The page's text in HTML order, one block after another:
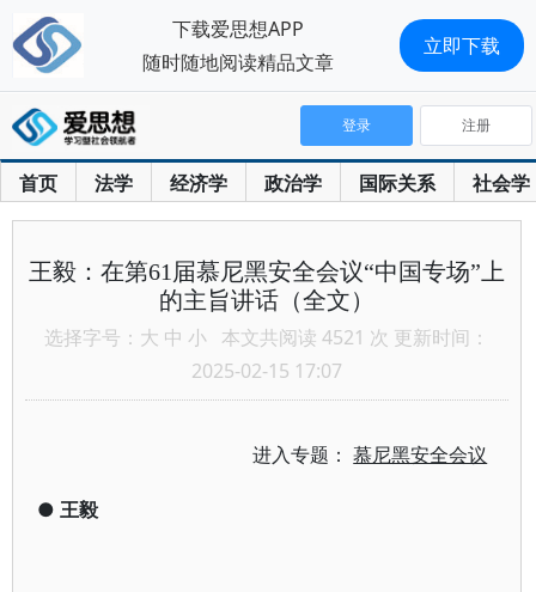
首页 法学 经济学 政治学 国际关系 社会学
登录 注册
王毅：在第61届慕尼黑安全会议“中国专场”上
的主旨讲话（全文）
选择字号： 大 中 小 本文共阅读 4521 次 更新时间：
2025-02-15 17:07
进入专题：慕尼黑安全会议
● 王毅
下载爱思想APP
随时随地阅读精品文章
立即下载